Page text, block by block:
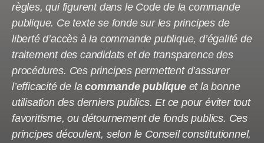
règles, qui figurent dans le Code de la commande
publique. Ce texte se fonde sur les principes de
liberté d’accès à la commande publique, d’égalité de
traitement des candidats et de transparence des
procédures. Ces principes permettent d’assurer
l’efficacité de lacommande publiqueet la bonne
utilisation des derniers publics. Et ce pour éviter tout
favoritisme, ou détournement de fonds publics. Ces
principes découlent, selon le Conseil constitutionnel,